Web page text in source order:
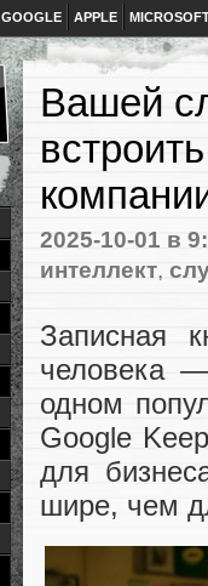
GOOGLE APPLE
Вашей
2025-10-01 в
интеллект,
Записная
человека
одном
Google
для
шире, чем